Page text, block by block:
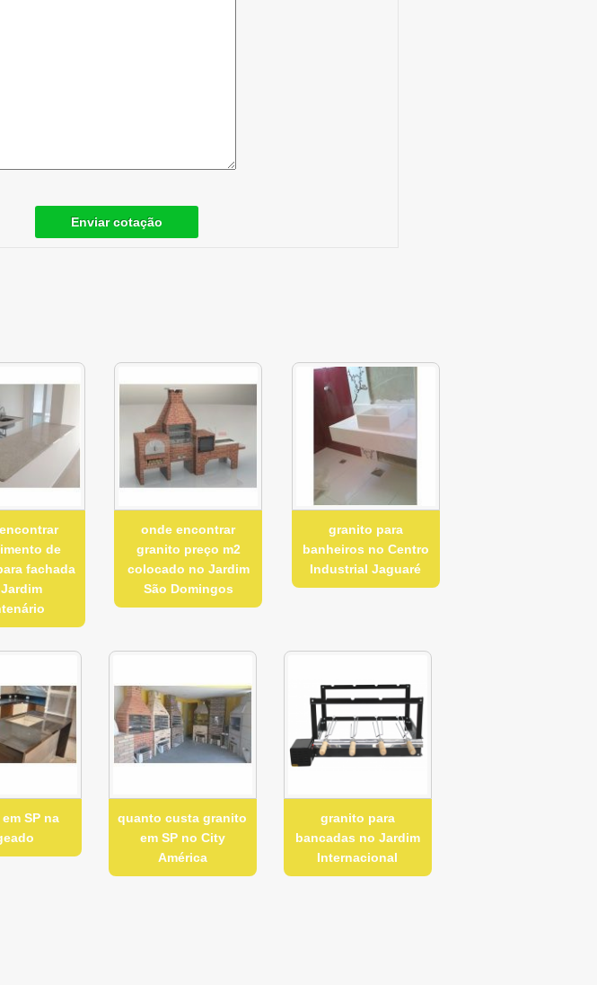
Enviar cotação
de
fachada
onde encontrar
granito preço m2
colocado no Jardim
São Domingos
granito para
banheiros no Centro
Industrial Jaguaré
SP na
quanto custa granito
em SP no City
América
granito para
bancadas no Jardim
Internacional